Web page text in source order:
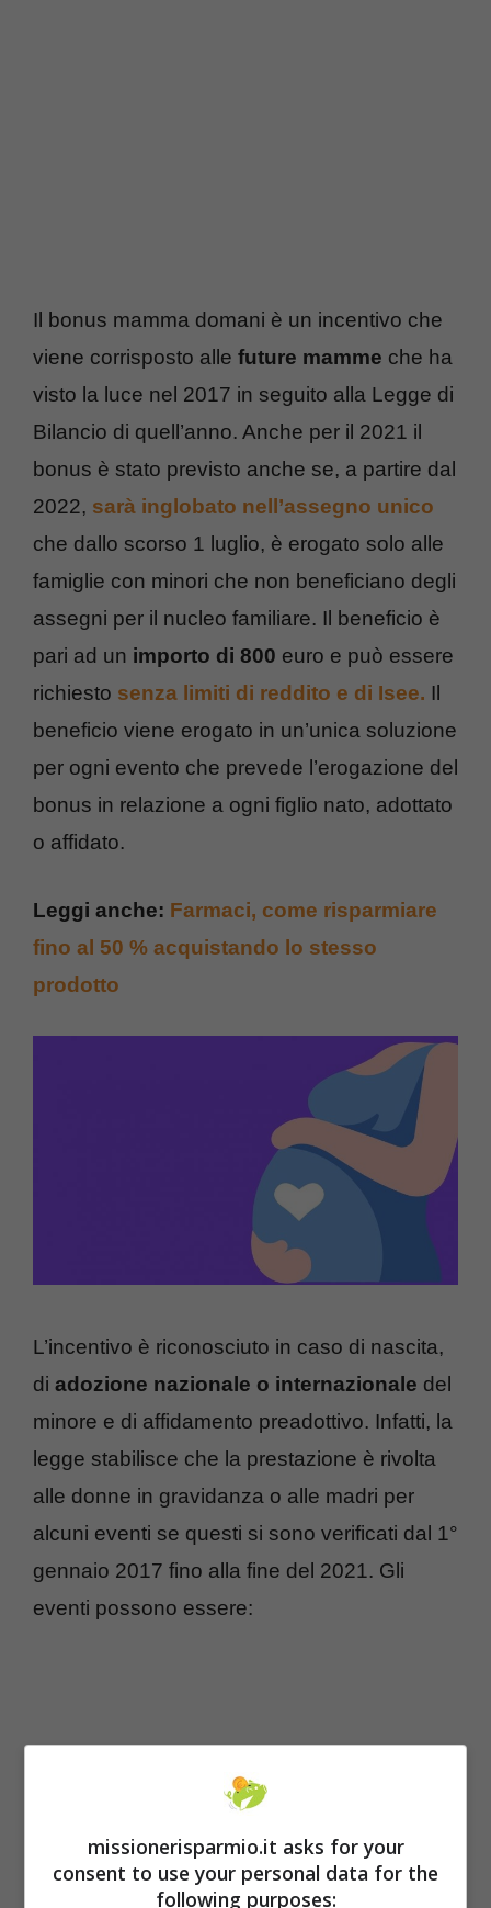
Il bonus mamma domani è un incentivo che
viene corrisposto alle future mamme che ha
visto la luce nel 2017 in seguito alla Legge di
Bilancio di quell’anno. Anche per il 2021 il
bonus è stato previsto anche se, a partire dal
2022, sarà inglobato nell’assegno unico
che dallo scorso 1 luglio, è erogato solo alle
famiglie con minori che non beneficiano degli
assegni per il nucleo familiare. Il beneficio è
pari ad un importo di 800 euro e può essere
richiesto senza limiti di reddito e di Isee. Il
beneficio viene erogato in un’unica soluzione
per ogni evento che prevede l’erogazione del
bonus in relazione a ogni figlio nato, adottato
o affidato.
Leggi anche: Farmaci, come risparmiare
fino al 50 % acquistando lo stesso
prodotto
L’incentivo è riconosciuto in caso di nascita,
di adozione nazionale o internazionale del
minore e di affidamento preadottivo. Infatti, la
legge stabilisce che la prestazione è rivolta
alle donne in gravidanza o alle madri per
alcuni eventi se questi si sono verificati dal 1°
gennaio 2017 fino alla fine del 2021. Gli
eventi possono essere:
missionerisparmio.it asks for your
consent to use your personal data for the
following purposes: